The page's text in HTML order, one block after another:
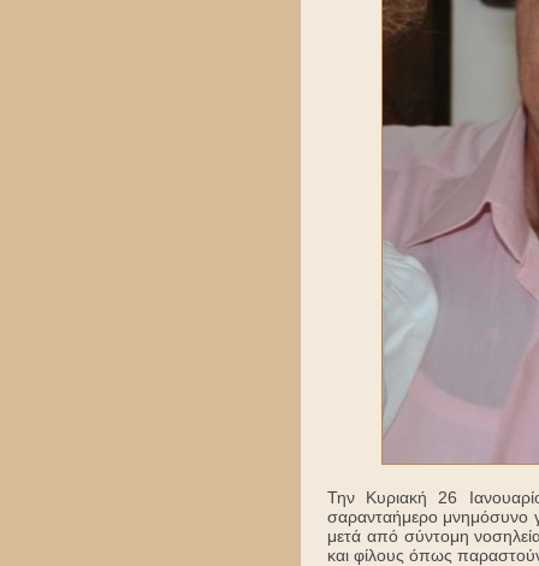
Την Κυριακή 26
σαρανταήμερο μνημόσυνο
μετά από σύντομη
και φίλους όπως